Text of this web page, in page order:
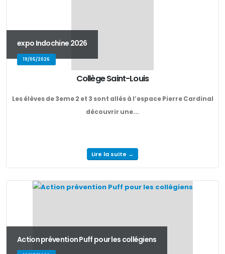
expo Indochine 2026
19/05/2026
Collège Saint-Louis
Les élèves de 3eme 2 et 3 sont allés à l’espace Pierre Cardinal
découvrir une...
Lire la suite →
Action prévention Puff pour les collégiens